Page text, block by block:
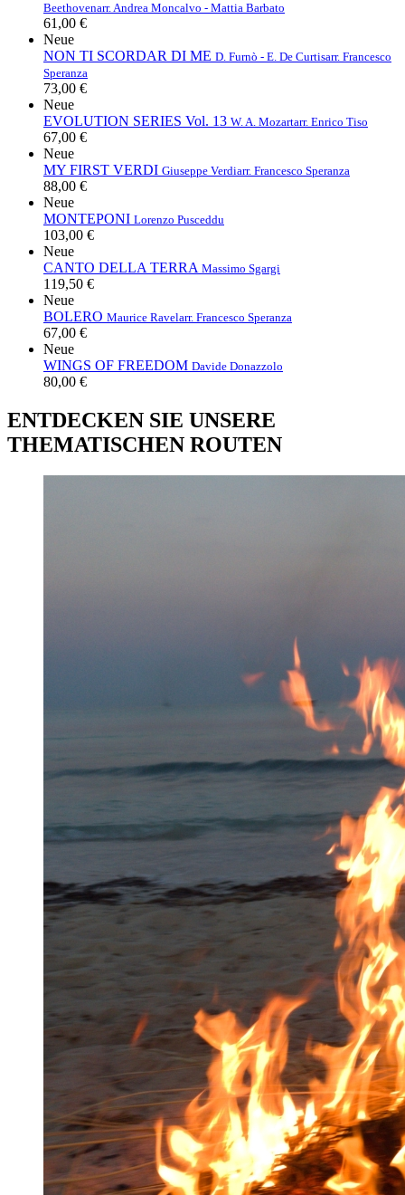
Beethovenarr. Andrea Moncalvo - Mattia Barbato
61,00 €
Neue
NON TI SCORDAR DI ME D. Furnò - E. De Curtisarr. Francesco
Speranza
73,00 €
Neue
EVOLUTION SERIES Vol. 13 W. A. Mozartarr. Enrico Tiso
67,00 €
Neue
MY FIRST VERDI Giuseppe Verdiarr. Francesco Speranza
88,00 €
Neue
MONTEPONI Lorenzo Pusceddu
103,00 €
Neue
CANTO DELLA TERRA Massimo Sgargi
119,50 €
Neue
BOLERO Maurice Ravelarr. Francesco Speranza
67,00 €
Neue
WINGS OF FREEDOM Davide Donazzolo
80,00 €
ENTDECKEN SIE UNSERE
THEMATISCHEN ROUTEN